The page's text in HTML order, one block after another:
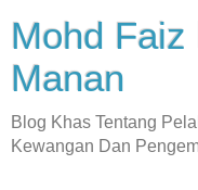
Mohd Faiz
Manan
Blog Khas Tentang
Kewangan Dan